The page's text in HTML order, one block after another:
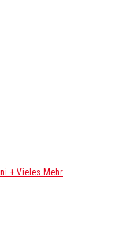
+ Vieles Mehr